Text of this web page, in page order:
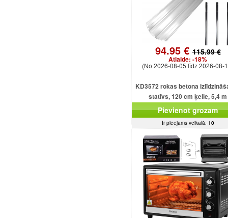
94.95 €115.99 €
Atlaide: -18%
(No 2026-08-05 līdz 2026-08-
KD3572 rokas betona
statīvs, 120 cm ķelle, 5,4 m
regulējams kāts
Pievienot grozam
Ir pieejams veikalā: 10